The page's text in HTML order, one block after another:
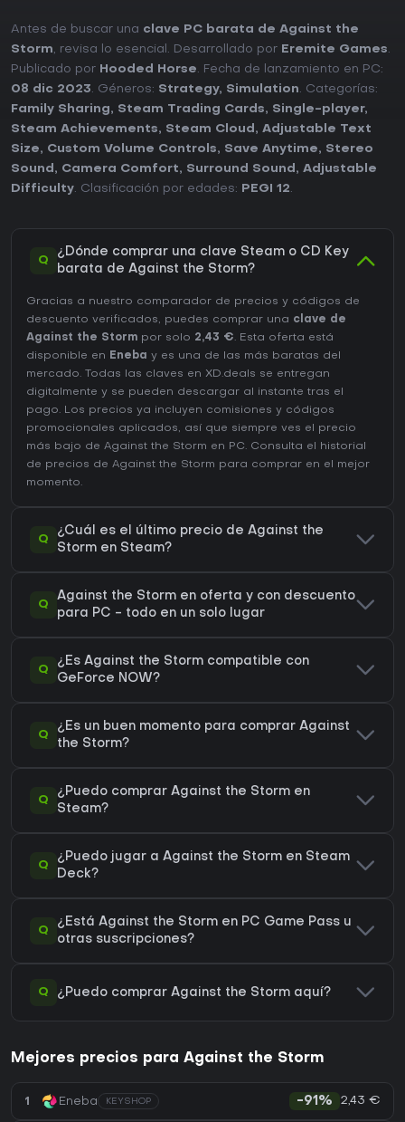
Antes de buscar una clave PC barata de Against the
Storm, revisa lo esencial. Desarrollado por Eremite Games.
Publicado por Hooded Horse. Fecha de lanzamiento en PC:
08 dic 2023. Géneros: Strategy, Simulation. Categorías:
Family Sharing, Steam Trading Cards, Single-player,
Steam Achievements, Steam Cloud , Adjustable Text
Size, Custom Volume Controls, Save Anytime, Stereo
Sound , Camera Comfort, Surround Sound , Adjustable
Difficulty. Clasificación por edades: PEGI 12.
Q
¿Dónde comprar una clave Steam o CD Key
barata de Against the Storm?
Gracias a nuestro comparador de precios y códigos de
descuento verificados, puedes comprar una clave de
Against the Storm por solo 2,43 €. Esta oferta está
disponible en Eneba y es una de las más baratas del
mercado. Todas las claves en XD.deals se entregan
digitalmente y se pueden descargar al instante tras el
pago. Los precios ya incluyen comisiones y códigos
promocionales aplicados, así que siempre ves el precio
más bajo de Against the Storm en PC. Consulta el
historial
de precios de Against the Storm para comprar en el mejor
momento.
Q
¿Cuál es el último precio de Against the
Storm en Steam?
Q
Against the Storm en oferta y con descuento
para PC - todo en un solo lugar
Q
¿Es Against the Storm compatible con
GeForce NOW?
Q
¿Es un buen momento para comprar Against
the Storm?
Q
¿Puedo comprar Against the Storm en
Steam?
Q
¿Puedo jugar a Against the Storm en Steam
Deck?
Q
¿Está Against the Storm en PC Game Pass u
otras suscripciones?
Q ¿Puedo comprar Against the Storm aquí?
Mejores precios para Against the Storm
1 Eneba KEYSHOP -91% 2,43 €